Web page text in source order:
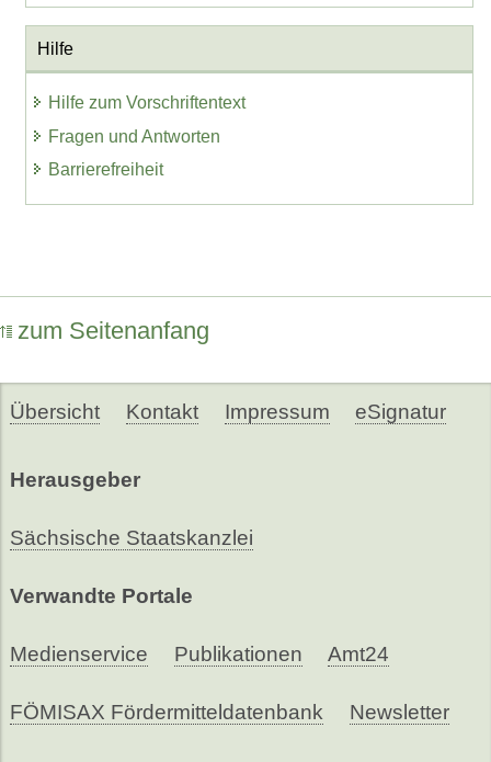
Hilfe
Hilfe zum Vorschriftentext
Fragen und Antworten
Barrierefreiheit
zum Seitenanfang
Übersicht Kontakt Impressum eSignatur
Herausgeber
Sächsische Staatskanzlei
Verwandte Portale
Medienservice Publikationen Amt24
FÖMISAX Fördermitteldatenbank Newsletter